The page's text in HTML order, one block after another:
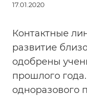
17.01.2020
Контактные
развитие
одобрены
прошлого
одноразового